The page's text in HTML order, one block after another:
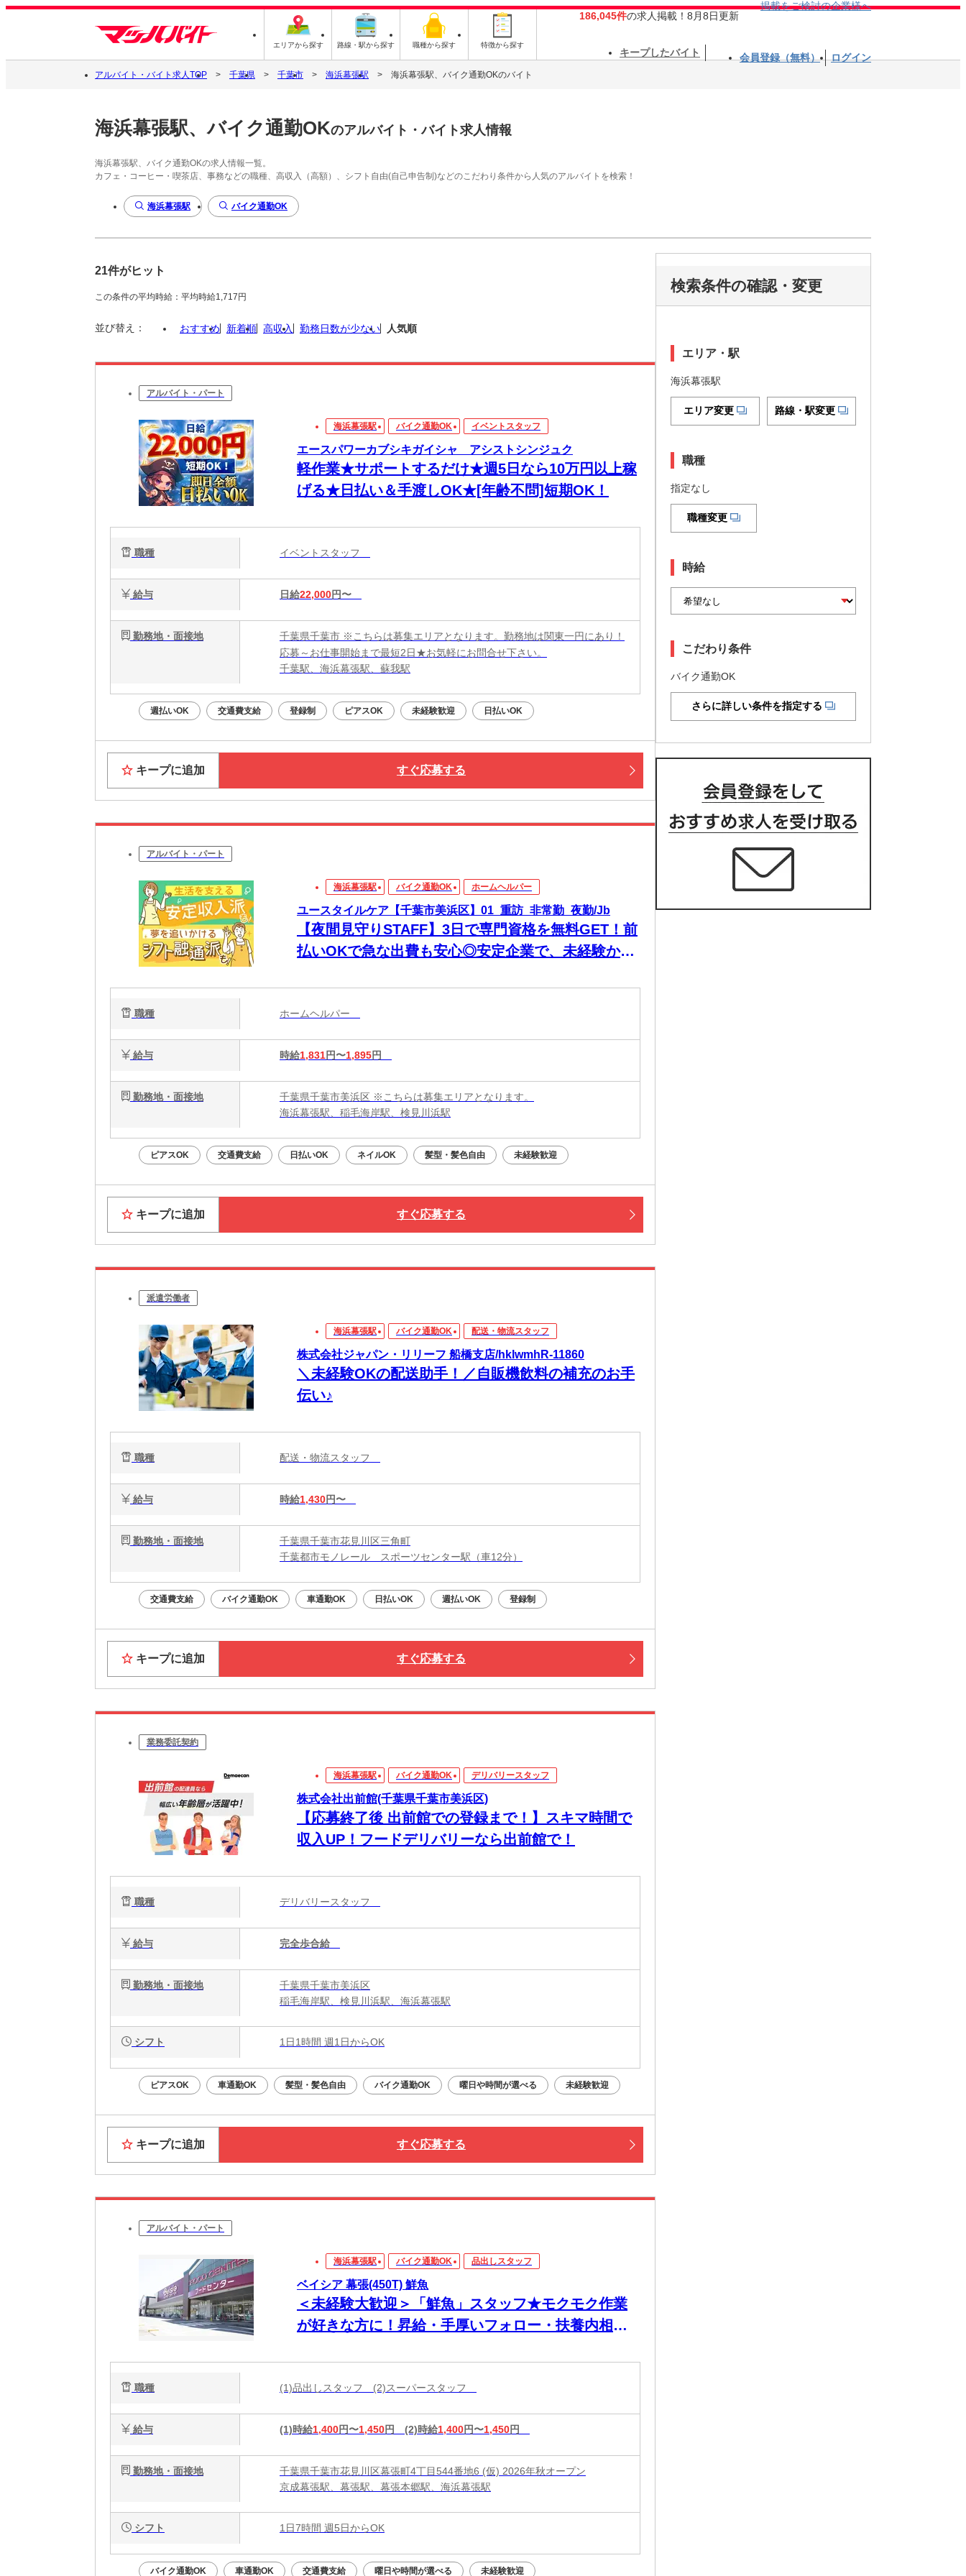
エリアから探す 路線・駅から探す 職種から探す 特徴から探す
186,045件の求人掲載！8月8日更新
掲載をご検討の企業様へ
キープしたバイト 会員登録（無料） ログイン
アルバイト・バイト求人TOP 千葉県 千葉市 海浜幕張駅 海浜幕張駅、バイク通勤OKのバイト
海浜幕張駅、バイク通勤OKのアルバイト・バイト求人情報
海浜幕張駅、バイク通勤OKの求人情報一覧。
カフェ・コーヒー・喫茶店、事務などの職種、高収入（高額）、シフト自由(自己申告制)などのこだわり条件から人気のアルバイトを検索！
海浜幕張駅 バイク通勤OK
21件がヒット
この条件の平均時給：平均時給1,717円
並び替え： おすすめ 新着順 高収入 勤務日数が少ない 人気順
アルバイト・パート
海浜幕張駅 バイク通勤OK イベントスタッフ
エースパワーカブシキガイシャ アシストシンジュク
軽作業★サポートするだけ★週5日なら10万円以上稼
げる★日払い＆手渡しOK★[年齢不問]短期OK！
職種 イベントスタッフ
給与 日給22,000円〜
勤務地・面接地
千葉県千葉市 ※こちらは募集エリアとなります。勤務地は関東一円にあり！
応募～お仕事開始まで最短2日★お気軽にお問合せ下さい。
千葉駅、海浜幕張駅、蘇我駅
週払いOK 交通費支給 登録制 ピアスOK 未経験歓迎 日払いOK
キープに追加 すぐ応募する
アルバイト・パート
海浜幕張駅 バイク通勤OK ホームヘルパー
ユースタイルケア【千葉市美浜区】01_重訪_非常勤_夜勤/Jb
【夜間見守りSTAFF】3日で専門資格を無料GET！前
払いOKで急な出費も安心◎安定企業で、未経験から
職種 ホームヘルパー
給与 時給1,831円〜1,895円
勤務地・面接地
千葉県千葉市美浜区 ※こちらは募集エリアとなります。
海浜幕張駅、稲毛海岸駅、検見川浜駅
ピアスOK 交通費支給 日払いOK ネイルOK 髪型・髪色自由 未経験歓迎
キープに追加 すぐ応募する
派遣労働者
海浜幕張駅 バイク通勤OK 配送・物流スタッフ
株式会社ジャパン・リリーフ 船橋支店/hklwmhR-11860
＼未経験OKの配送助手！／自販機飲料の補充のお手
伝い♪
職種 配送・物流スタッフ
給与 時給1,430円〜
勤務地・面接地
千葉県千葉市花見川区三角町
千葉都市モノレール スポーツセンター駅（車12分）
交通費支給 バイク通勤OK 車通勤OK 日払いOK 週払いOK 登録制
キープに追加 すぐ応募する
業務委託契約
海浜幕張駅 バイク通勤OK デリバリースタッフ
株式会社出前館(千葉県千葉市美浜区)
【応募終了後 出前館での登録まで！】スキマ時間で
収入UP！フードデリバリーなら出前館で！
職種 デリバリースタッフ
給与 完全歩合給
勤務地・面接地
千葉県千葉市美浜区
稲毛海岸駅、検見川浜駅、海浜幕張駅
シフト 1日1時間 週1日からOK
ピアスOK 車通勤OK 髪型・髪色自由 バイク通勤OK 曜日や時間が選べる 未経験歓迎
キープに追加 すぐ応募する
アルバイト・パート
海浜幕張駅 バイク通勤OK 品出しスタッフ
ベイシア 幕張(450T) 鮮魚
＜未経験大歓迎＞「鮮魚」スタッフ★モクモク作業
が好きな方に！昇給・手厚いフォロー・扶養内相談
職種 (1)品出しスタッフ (2)スーパースタッフ
給与 (1)時給1,400円〜1,450円 (2)時給1,400円〜1,450円
勤務地・面接地
千葉県千葉市花見川区幕張町4丁目544番地6 (仮) 2026年秋オープン
京成幕張駅、幕張駅、幕張本郷駅、海浜幕張駅
シフト 1日7時間 週5日からOK
バイク通勤OK 車通勤OK 交通費支給 曜日や時間が選べる 未経験歓迎
検索条件の確認・変更
エリア・駅
海浜幕張駅
エリア変更 路線・駅変更
職種
指定なし
職種変更
時給
こだわり条件
バイク通勤OK
さらに詳しい条件を指定する